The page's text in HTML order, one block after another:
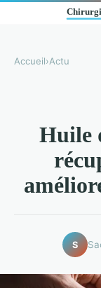
Accueil›Actu
Huile
S